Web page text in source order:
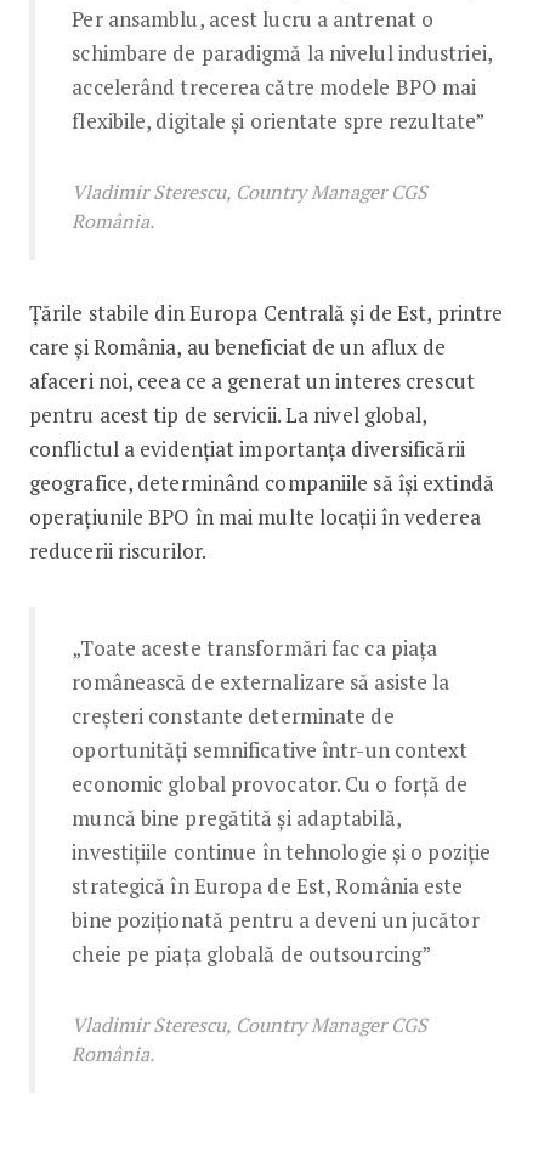
Per ansamblu, acest lucru a antrenat o
schimbare de paradigmă la nivelul industriei,
accelerând trecerea către modele BPO mai
flexibile, digitale și orientate spre rezultate”
Vladimir Sterescu, Country Manager CGS
România.
Țările stabile din Europa Centrală și de Est, printre
care și România, au beneficiat de un aflux de
afaceri noi, ceea ce a generat un interes crescut
pentru acest tip de servicii. La nivel global,
conflictul a evidențiat importanța diversificării
geografice, determinând companiile să își extindă
operațiunile BPO în mai multe locații în vederea
reducerii riscurilor.
„Toate aceste transformări fac ca piața
românească de externalizare să asiste la
creșteri constante determinate de
oportunități semnificative într-un context
economic global provocator. Cu o forță de
muncă bine pregătită și adaptabilă,
investițiile continue în tehnologie și o poziție
strategică în Europa de Est, România este
bine poziționată pentru a deveni un jucător
cheie pe piața globală de outsourcing”
Vladimir Sterescu, Country Manager CGS
România.